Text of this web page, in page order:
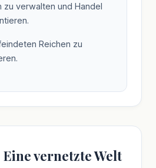
zu verwalten und Handel
Reichen zu
vernetzte Welt